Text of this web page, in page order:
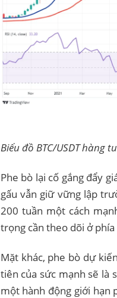
Biểu đồ BTC/USDT hàng
Phe bò lại cố gắng đẩy
gấu vẫn giữ vững lập
200 tuần một cách
trọng cần theo dõi ở phía
Mặt khác, phe bò dự
tiên của sức mạnh sẽ là
một hành động giới hạn